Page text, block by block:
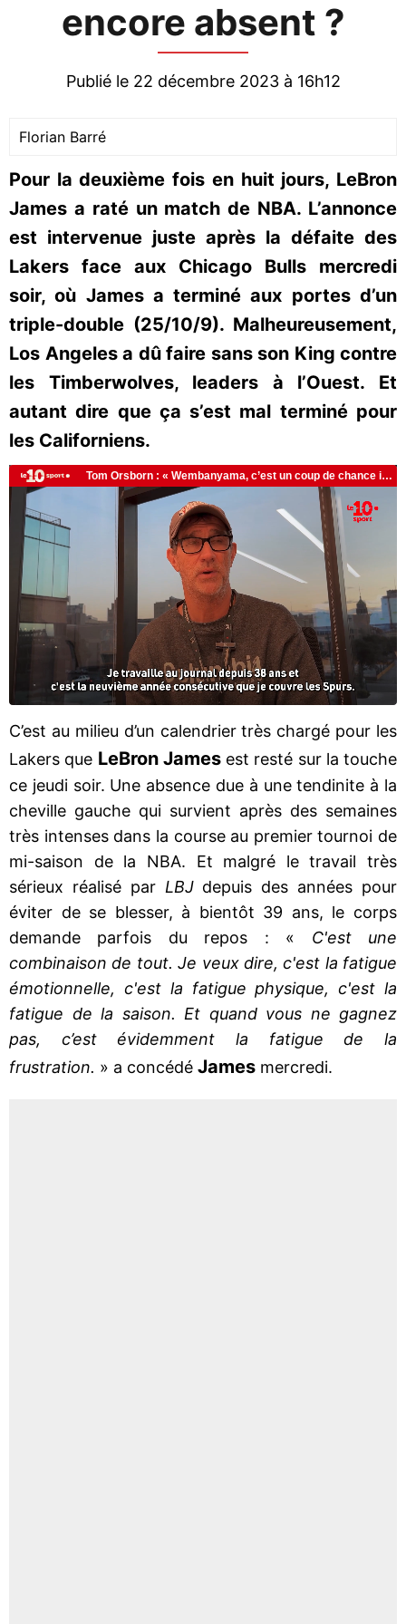
encore absent ?
Publié le 22 décembre 2023 à 16h12
Florian Barré
Pour la deuxième fois en huit jours, LeBron
James a raté un match de NBA. L’annonce
est intervenue juste après la défaite des
Lakers face aux Chicago Bulls mercredi
soir, où James a terminé aux portes d’un
triple-double (25/10/9). Malheureusement,
Los Angeles a dû faire sans son King contre
les Timberwolves, leaders à l’Ouest. Et
autant dire que ça s’est mal terminé pour
les Californiens.
C’est au milieu d’un calendrier très chargé pour les
Lakers que LeBron Jamesest resté sur la touche
ce jeudi soir. Une absence due à une tendinite à la
cheville gauche qui survient après des semaines
très intenses dans la course au premier tournoi de
mi-saison de la NBA. Et malgré le travail très
sérieux réalisé par LBJdepuis des années pour
éviter de se blesser, à bientôt 39 ans, le corps
demande parfois du repos : « C'est une
combinaison de tout. Je veux dire, c'est la fatigue
émotionnelle, c'est la fatigue physique, c'est la
fatigue de la saison. Et quand vous ne gagnez
pas, c’est évidemment la fatigue de la
frustration. » a concédé James mercredi.